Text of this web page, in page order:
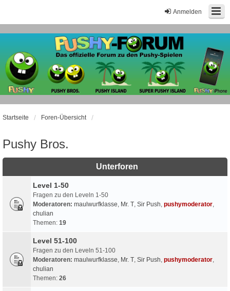
Anmelden
Startseite Foren-Übersicht
Pushy Bros.
Unterforen
Level 1-50
Fragen zu den Leveln 1-50
Moderatoren: maulwurfklasse, Mr. T, Sir Push, pushymoderator,
chulian
Themen: 19
Level 51-100
Fragen zu den Leveln 51-100
Moderatoren: maulwurfklasse, Mr. T, Sir Push, pushymoderator,
chulian
Themen: 26